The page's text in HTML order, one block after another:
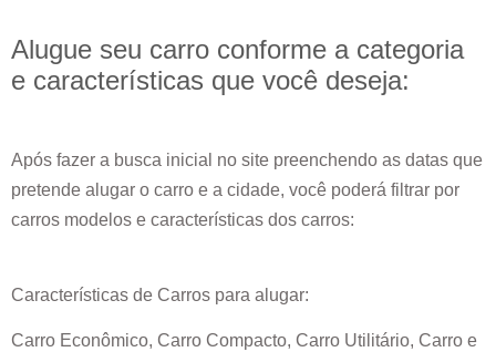
Alugue seu carro conforme a categoria
e características que você deseja:
Após fazer a busca inicial no site preenchendo as datas que
pretende alugar o carro e a cidade, você poderá filtrar por
carros modelos e características dos carros:
Características de Carros para alugar:
Carro Econômico, Carro Compacto, Carro Utilitário, Carro e